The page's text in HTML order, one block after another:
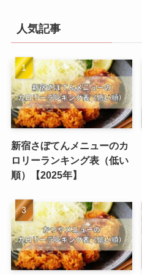
人気記事
新宿さぼてんメニューのカ
ロリーランキング表（低い
順）【2025年】